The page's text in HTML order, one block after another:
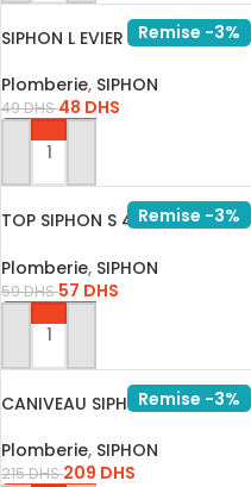
Remise -3%
SIPHON L EVIER 40 AVEC
Plomberie, SIPHON
49DHS 48 DHS
AJOUTER AU PANIER
Remise -3%
TOP SIPHON S 40X32 BLANC
Plomberie, SIPHON
59DHS 57 DHS
AJOUTER AU PANIER
Remise -3%
CANIVEAU SIPHON SIL INOX
Plomberie, SIPHON
215DHS 209 DHS